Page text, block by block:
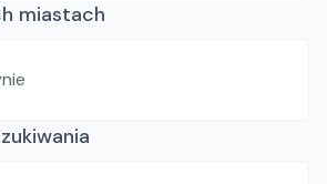
miastach